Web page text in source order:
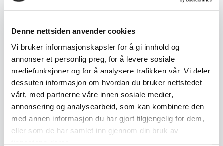
Denne nettsiden anvender cookies
Vi bruker informasjonskapsler for å gi innhold og
annonser et personlig preg, for å levere sosiale
mediefunksjoner og for å analysere trafikken vår. Vi deler
dessuten informasjon om hvordan du bruker nettstedet
vårt, med partnerne våre innen sosiale medier,
annonsering og analysearbeid, som kan kombinere den
med annen informasjon du har gjort tilgjengelig for dem,
eller som de har samlet inn gjennom din bruk av
utskytermekanisme på lasteplanet. Utført i rødt,
gult og grønt plastmateriale.
• Eldre plastleke
• Lastebil med utskytermekanisme
• Røde, gule og grønne detaljer
• Hjul i sort plast
• Fremstår som eldre, trolig fra 1900-tallet